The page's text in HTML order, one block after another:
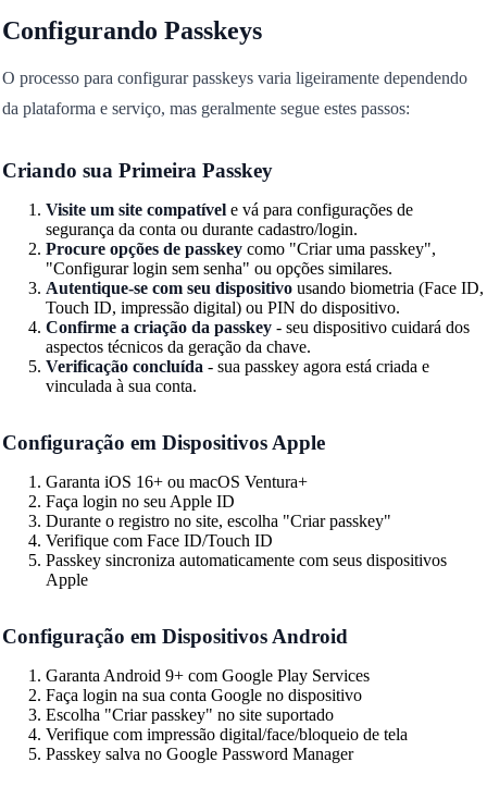
Configurando Passkeys
O processo para configurar passkeys varia ligeiramente dependendo
da plataforma e serviço, mas geralmente segue estes passos:
Criando sua Primeira Passkey
Visite um site compatívele vá para configurações de
segurança da conta ou durante cadastro/login.
Procure opções de passkeycomo "Criar uma passkey",
"Configurar login sem senha" ou opções similares.
Autentique-se com seu dispositivousando biometria (Face ID,
Touch ID, impressão digital) ou PIN do dispositivo.
Confirme a criação da passkey- seu dispositivo cuidará dos
aspectos técnicos da geração da chave.
Verificação concluída - sua passkey agora está criada e
vinculada à sua conta.
Configuração em Dispositivos Apple
Garanta iOS 16+ ou macOS Ventura+
Faça login no seu Apple ID
Durante o registro no site, escolha "Criar passkey"
Verifique com Face ID/Touch ID
Passkey sincroniza automaticamente com seus dispositivos
Apple
Configuração em Dispositivos Android
Garanta Android 9+ com Google Play Services
Faça login na sua conta Google no dispositivo
Escolha "Criar passkey" no site suportado
Verifique com impressão digital/face/bloqueio de tela
Passkey salva no Google Password Manager